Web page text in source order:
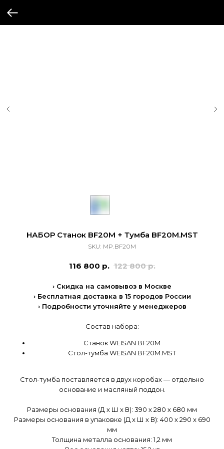
НАБОР Станок BF20M + Тумба BF20M.MST
SKU: MP.BF20M
116 800 р. 122 800 р.
› Скидка на самовывоз в Москве
› Бесплатная доставка в 15 городов России
› Подробности уточняйте у менеджеров
Состав набора:
Станок WEISAN BF20M
Стол-тумба WEISAN BF20M.MST
Стол-тумба поставляется в двух коробах — отдельно
основание и масляный поддон.
Размеры основания (Д x Ш x В): 390 x 280 x 680 мм
Размеры основания в упаковке (Д x Ш x В): 400 x 290 x 690
мм
Толщина металла основания: 1,2 мм